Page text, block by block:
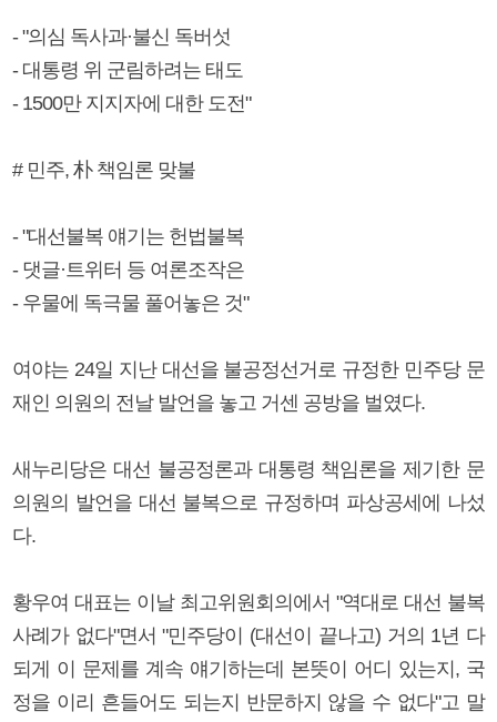
- "의심 독사과·불신 독버섯
- 대통령 위 군림하려는 태도
- 1500만 지지자에 대한 도전"
# 민주, 朴 책임론 맞불
- "대선불복 얘기는 헌법불복
- 댓글·트위터 등 여론조작은
- 우물에 독극물 풀어놓은 것"
여야는 24일 지난 대선을 불공정선거로 규정한 민주당 문
재인 의원의 전날 발언을 놓고 거센 공방을 벌였다.
새누리당은 대선 불공정론과 대통령 책임론을 제기한 문
의원의 발언을 대선 불복으로 규정하며 파상공세에 나섰
다.
황우여 대표는 이날 최고위원회의에서 "역대로 대선 불복
사례가 없다"면서 "민주당이 (대선이 끝나고) 거의 1년 다
되게 이 문제를 계속 얘기하는데 본뜻이 어디 있는지, 국
정을 이리 흔들어도 되는지 반문하지 않을 수 없다"고 말